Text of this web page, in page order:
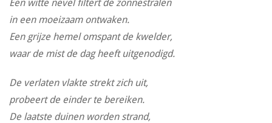
Een witte nevel filtert de zonnestralen
in een moeizaam ontwaken.
Een grijze hemel omspant de kwelder,
waar de mist de dag heeft uitgenodigd.
De verlaten vlakte strekt zich uit,
probeert de einder te bereiken.
De laatste duinen worden strand,